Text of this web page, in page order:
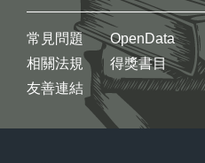
常見問題
相關法規
友善連結
OpenData
得獎書目